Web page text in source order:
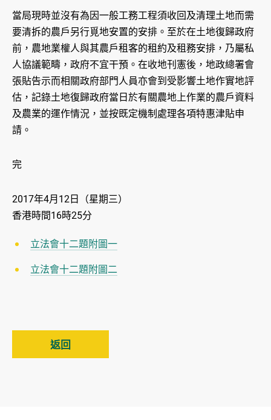
當局現時並沒有為因一般工務工程須收回及清理土地而需
要清拆的農戶另行覓地安置的安排。至於在土地復歸政府
前，農地業權人與其農戶租客的租約及租務安排，乃屬私
人協議範疇，政府不宜干預。在收地刊憲後，地政總署會
張貼告示而相關政府部門人員亦會到受影響土地作實地評
估，記錄土地復歸政府當日於有關農地上作業的農戶資料
及農業的運作情況，並按既定機制處理各項特惠津貼申
請。
完
2017年4月12日（星期三）
香港時間16時25分
立法會十二題附圖一
立法會十二題附圖二
返回